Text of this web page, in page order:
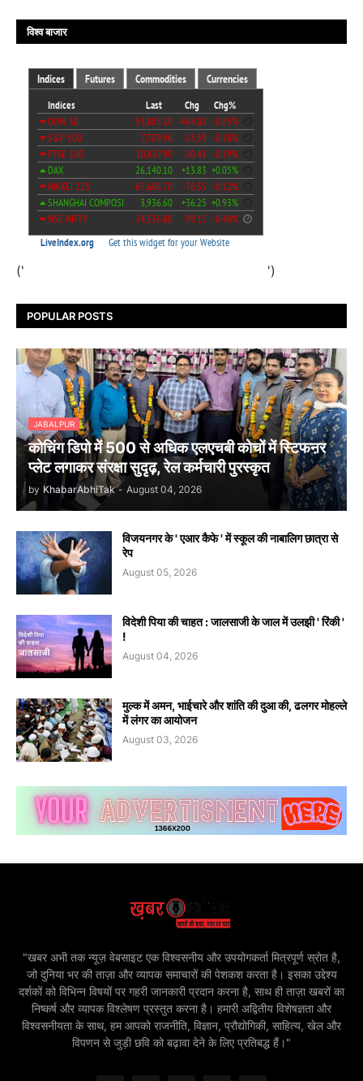
विश्व बाजार
(' ')
POPULAR POSTS
JABALPUR
कोचिंग डिपो में 500 से अधिक एलएचबी कोचों में स्टिफऩर
प्लेट लगाकर संरक्षा सुदृढ़, रेल कर्मचारी पुरस्कृत
by KhabarAbhiTak - August 04, 2026
विजयनगर के ' एआर कैफे ' में स्कूल की नाबालिग छात्रा से
रेप
August 05, 2026
विदेशी पिया की चाहत : जालसाजी के जाल में उलझी ' रिंकी '
!
August 04, 2026
मुल्क में अमन, भाईचारे और शांति की दुआ की, ढलगर मोहल्ले
में लंगर का आयोजन
August 03, 2026
"खबर अभी तक न्यूज़ वेबसाइट एक विश्वसनीय और उपयोगकर्ता मित्रपूर्ण स्रोत है,
जो दुनिया भर की ताज़ा और व्यापक समाचारों की पेशकश करता है। इसका उद्देश्य
दर्शकों को विभिन्न विषयों पर गहरी जानकारी प्रदान करना है, साथ ही ताज़ा खबरों का
निष्कर्ष और व्यापक विश्लेषण प्रस्तुत करना है। हमारी अद्वितीय विशेषज्ञता और
विश्वसनीयता के साथ, हम आपको राजनीति, विज्ञान, प्रौद्योगिकी, साहित्य, खेल और
विपणन से जुड़ी छवि को बढ़ावा देने के लिए प्रतिबद्ध हैं।"